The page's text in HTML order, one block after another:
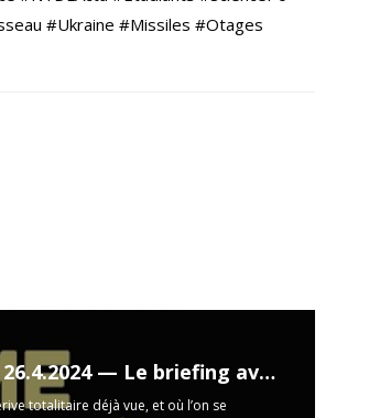
#Ukraine #Missiles #Otages
L’ÂME ENCHAÎNÉE 26.4.2024 — Le briefing avec Slobodan Despot
totalitaire déjà vue, et où l’on se